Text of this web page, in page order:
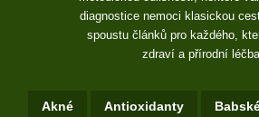
diagnostice nemoci klasickou
spoustu článků pro každého,
zdraví a přírodní
Akné Antioxidanty